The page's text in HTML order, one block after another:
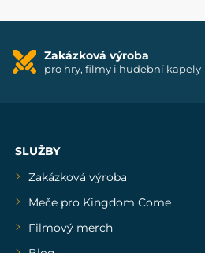
Zakázková výroba
pro hry, filmy i hudební kapely
SLUŽBY
Zakázková výroba
Meče pro Kingdom Come
Filmový merch